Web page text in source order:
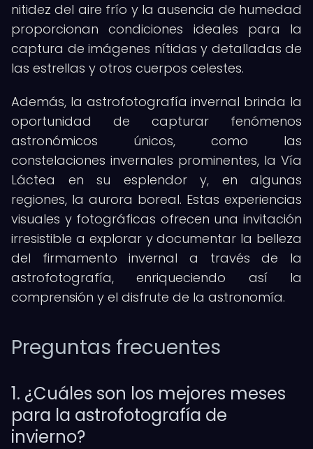
nitidez del aire frío y la ausencia de humedad
proporcionan condiciones ideales para la
captura de imágenes nítidas y detalladas de
las estrellas y otros cuerpos celestes.
Además, la astrofotografía invernal brinda la
oportunidad de capturar fenómenos
astronómicos únicos, como las
constelaciones invernales prominentes, la Vía
Láctea en su esplendor y, en algunas
regiones, la aurora boreal. Estas experiencias
visuales y fotográficas ofrecen una invitación
irresistible a explorar y documentar la belleza
del firmamento invernal a través de la
astrofotografía, enriqueciendo así la
comprensión y el disfrute de la astronomía.
Preguntas frecuentes
1. ¿Cuáles son los mejores meses
para la astrofotografía de
invierno?